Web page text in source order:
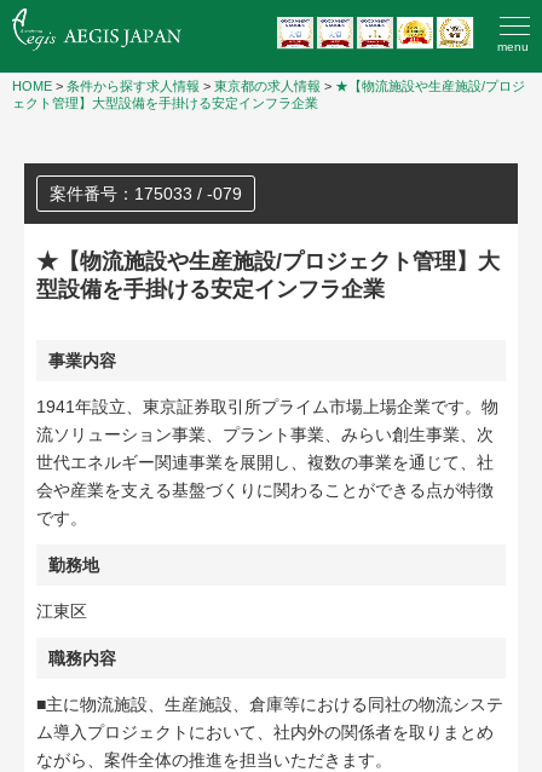
menu
HOME > 条件から探す求人情報 > 東京都の求人情報 > ★【物流施設や生産施設/プロジ
ェクト管理】大型設備を手掛ける安定インフラ企業
案件番号：175033 / -079
★【物流施設や生産施設/プロジェクト管理】大
型設備を手掛ける安定インフラ企業
事業内容
1941年設立、東京証券取引所プライム市場上場企業です。物
流ソリューション事業、プラント事業、みらい創生事業、次
世代エネルギー関連事業を展開し、複数の事業を通じて、社
会や産業を支える基盤づくりに関わることができる点が特徴
です。
勤務地
江東区
職務内容
■主に物流施設、生産施設、倉庫等における同社の物流システ
ム導入プロジェクトにおいて、社内外の関係者を取りまとめ
ながら、案件全体の推進を担当いただきます。